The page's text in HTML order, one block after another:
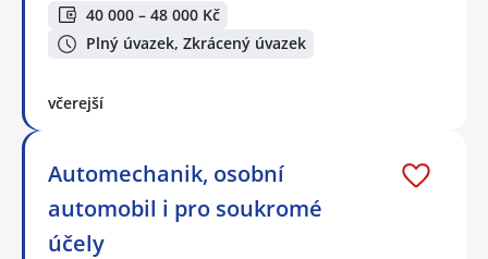
40 000 – 48 000 Kč
Plný úvazek, Zkrácený úvazek
včerejší
Automechanik, osobní
automobil i pro soukromé
účely